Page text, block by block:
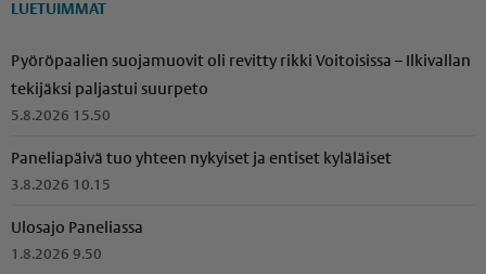
LUETUIMMAT
Pyöröpaalien suojamuovit oli revitty rikki Voitoisissa – Ilkivallan
tekijäksi paljastui suurpeto
5.8.2026 15.50
Paneliapäivä tuo yhteen nykyiset ja entiset kyläläiset
3.8.2026 10.15
Ulosajo Paneliassa
1.8.2026 9.50